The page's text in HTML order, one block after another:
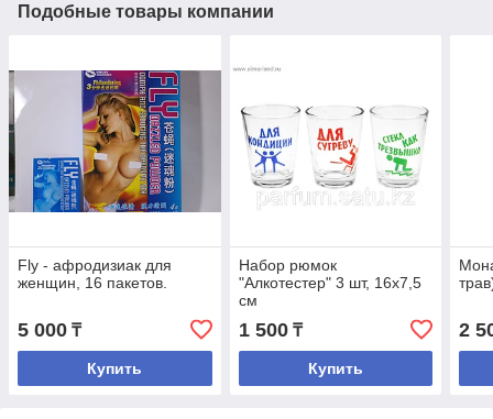
Подобные товары компании
Fly - афродизиак для
женщин, 16 пакетов.
5 000 ₸
Купить
Набор рюмок
"Алкотестер" 3 шт, 16х7,5
см
1 500₸
Купить
2